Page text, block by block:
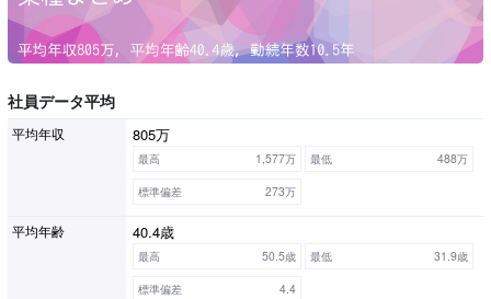
社員データ平均
平均年収 805万
最高 1,577万 最低
488万
標準偏差
273万
平均年齢 40.4歳
最高 50.5歳 最低
31.9歳
標準偏差
4.4